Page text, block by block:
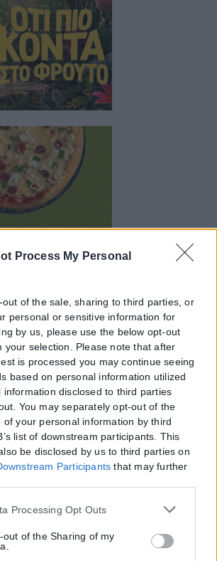
Process My Personal
of the sale, sharing to third parties, or
personal or sensitive information for
by us, please use the below opt-out
your selection. Please note that after
is processed you may continue seeing
based on personal information utilized
information disclosed to third parties
You may separately opt-out of the
of your personal information by third
list of downstream participants. This
be disclosed by us to third parties on
Participants that may further
website/app uses one or more Google
visit or usage behaviour. You may
consent to Google and its third-party
Processing Opt Outs
out of the Sharing of my